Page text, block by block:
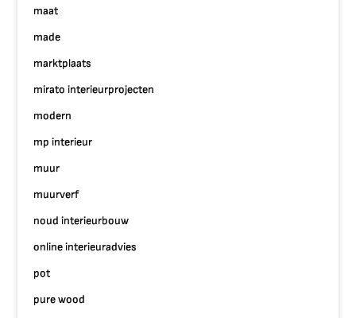
maat
made
marktplaats
mirato interieurprojecten
modern
mp interieur
muur
muurverf
noud interieurbouw
online interieuradvies
pot
pure wood